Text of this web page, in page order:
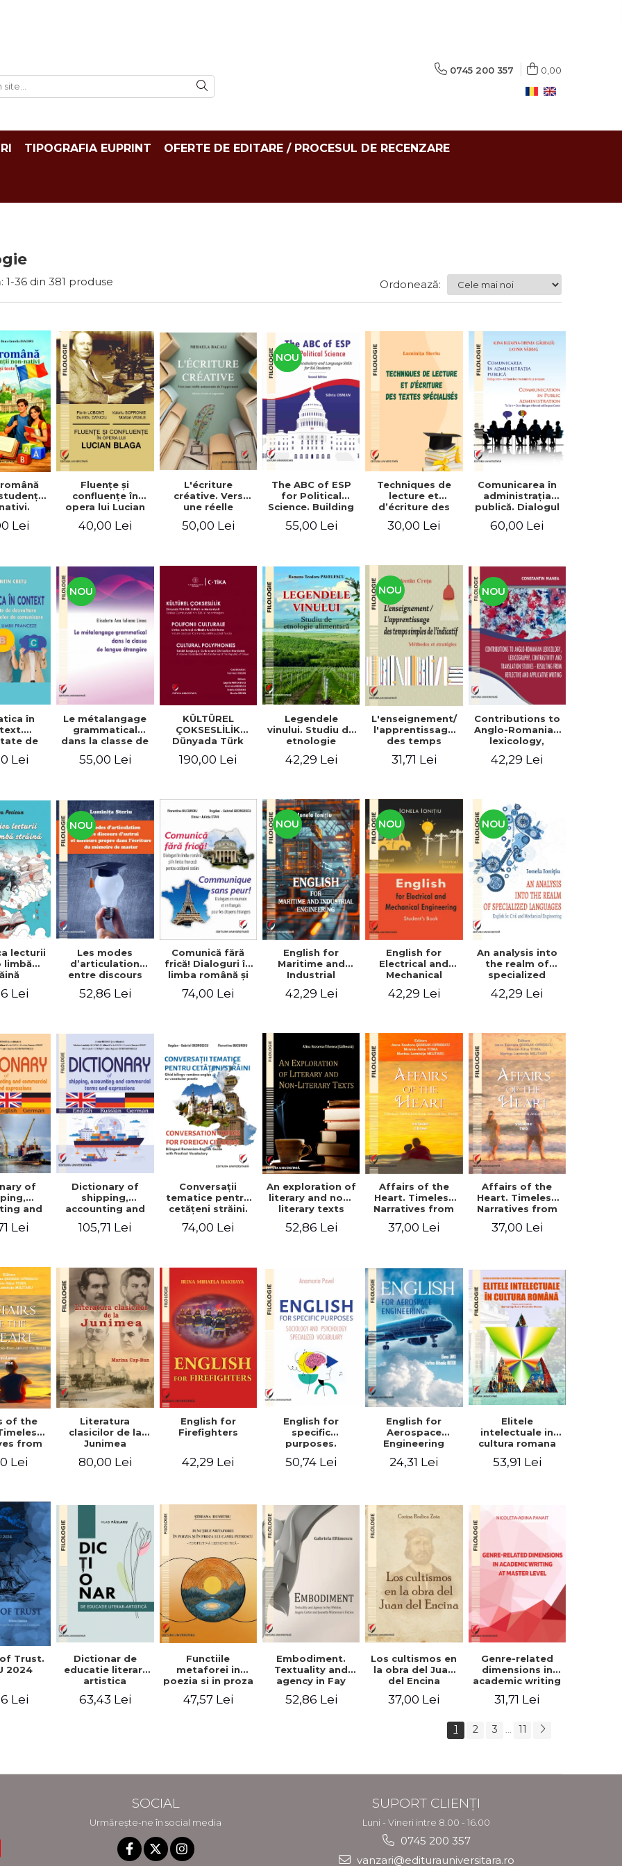
0745 200 357 0,00
TIPOGRAFIA EUPRINT OFERTE DE EDITARE / PROCESUL DE RECENZARE
1-36 din 381 produse Ordonează:
şi
A1-B2
Lei
Fluenţe şi
confluenţe în
opera lui Lucian
40,00 Lei
L'écriture
créative. Vers
une réelle
autonomie de
l'apprenant, Éd.
50,00 Lei
NOU
The ABC of ESP
for Political
Science. Building
vocabulary and
language skills
55,00 Lei
Techniques de
lecture et
d’écriture des
spécialisés
30,00 Lei
Comunicarea în
administraţia
publică. Dialogul
stat – cetăţean în
context naţional
administration .
The state-citizen
dialogue in
national and
European
context
60,00 Lei
în
de
Lei
NOU
Le métalangage
grammatical
dans la classe de
55,00 Lei
KÜLTÜREL
ÇOKSESLİLİK
Dünyada Türk
Medeniyeti.
Armağan/
POLIFONII
CULTURALE
Limba, cultura și
civilizația turcă în
lume. Volum
dedicat
Centenarului
190,00 Lei
Legendele
vinului. Studiu de
etnologie
42,29 Lei
NOU
L'enseignement/
l'apprentissage
des temps
l'indicatif.
31,71 Lei
NOU
Contributions to
Anglo-Romanian
lexicology,
contrastivity and
reflective and
applicative
writing
42,29 Lei
lecturii
limbă
Lei
NOU
Les modes
d’articulation
entre discours
discours propre
52,86 Lei
Comunică fără
frică! Dialoguri în
limba română şi
pentru cetăţenii
roumain et en
citoyens
étrangers
74,00 Lei
NOU
English for
Maritime and
Industrial
42,29 Lei
NOU
English for
Electrical and
Mechanical
Student’s book
42,29 Lei
NOU
An analysis into
the realm of
specialized
English for civil
42,29 Lei
of
and
and
Lei
Dictionary of
shipping,
accounting and
terms and
105,71 Lei
Conversaţii
tematice pentru
cetăţeni străini.
româno-englez
Bilingual
Romanian-
English guide
with practical
vocabulary
74,00 Lei
An exploration of
literary and non-
literary texts
52,86 Lei
Affairs of the
Heart. Timeless
Narratives from
World. Volume
37,00 Lei
Affairs of the
Heart. Timeless
Narratives from
World. Volume
37,00 Lei
of the
from
Lei
Literatura
clasicilor de la
Junimea
80,00 Lei
English for
Firefighters
42,29 Lei
English for
specific
purposes.
psychology
50,74 Lei
English for
Aerospace
Engineering
24,31 Lei
Elitele
intelectuale in
cultura romana
53,91 Lei
Trust.
2024
Lei
Dictionar de
educatie literar-
artistica
63,43 Lei
Functiile
metaforei in
poezia si in proza
Petrescu.
47,57 Lei
Embodiment.
Textuality and
agency in Fay
Carter and
52,86 Lei
Los cultismos en
la obra del Juan
del Encina
37,00 Lei
Genre-related
dimensions in
academic writing
Nicoleta-Adina
31,71 Lei
1 2 3 11
SOCIAL
Urmărește-ne în social media
SUPORT CLIENȚI
Luni - Vineri intre 8.00 - 16.00
0745 200 357
vanzari@editurauniversitara.ro